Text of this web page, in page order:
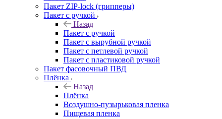
Пакет ZIP-lock (грипперы)
Пакет с ручкой
Назад
Пакет с ручкой
Пакет с вырубной ручкой
Пакет с петлевой ручкой
Пакет с пластиковой ручкой
Пакет фасовочный ПВД
Плёнка
Назад
Плёнка
Воздушно-пузырьковая пленка
Пищевая пленка